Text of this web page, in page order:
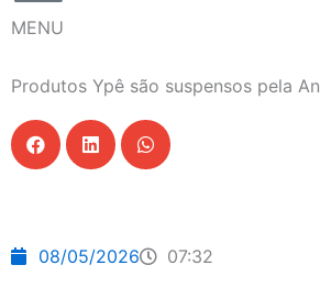
MENU
Produtos Ypê são suspensos pela
08/05/2026 07:32